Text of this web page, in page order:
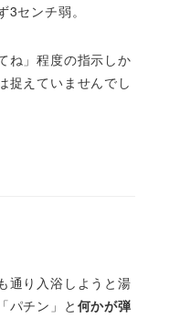
センチ弱。
ね」程度の指示しか
捉えていませんでし
通り入浴しようと湯
パチン」と何かが弾